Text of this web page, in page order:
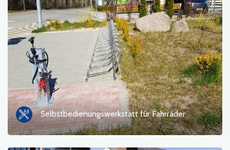
Selbstbedienungswerkstatt für Fahrräder
Militär
Museum
Unterkunft
Campingplätze
Denkmäler, Skulpturen, Wandmalereien
Fähre